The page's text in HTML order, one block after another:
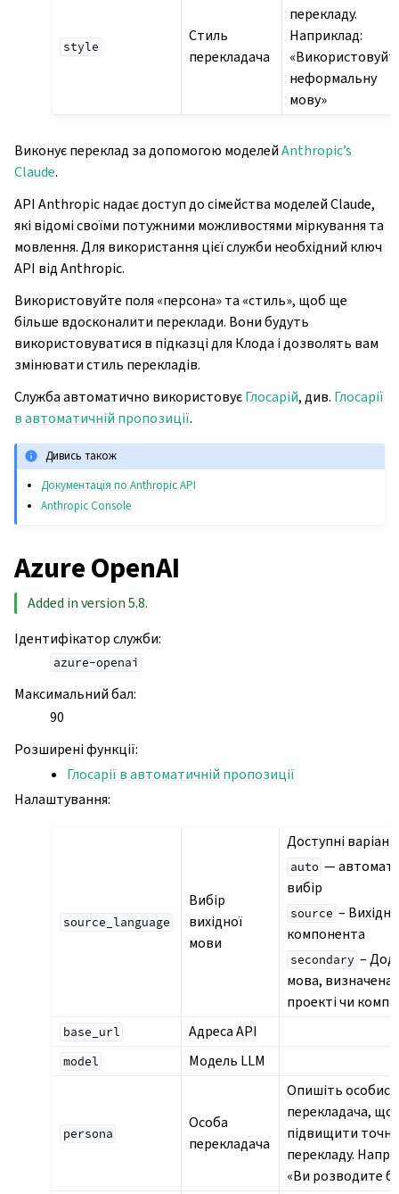
style
Стиль
перекладача
перекладу.
Наприклад:
неформальну
мову»
Виконує переклад за допомогою моделейAnthropic’s
Claude.
API Anthropic надає доступ до сімейства моделей Claude,
які відомі своїми потужними можливостями міркування та
мовлення. Для використання цієї служби необхідний ключ
API від Anthropic.
Використовуйте поля «персона» та «стиль», щоб ще
більше вдосконалити переклади. Вони будуть
використовуватися в підказці для Клода і дозволять вам
змінювати стиль перекладів.
Служба автоматично використовуєГлосарій, див. Глосарії
в автоматичній пропозиції.
Дивись також
Документація по Anthropic API
Anthropic Console
Azure OpenAI
Added in version 5.8.
Ідентифікатор служби:
azure-openai
Максимальний бал:
90
Розширені функції:
Глосарії в автоматичній пропозиції
Налаштування:
source_language
Вибір
вихідної
мови
Доступні
auto —
вибір
source –
компонента
secondary –
мова, визначена
проекті чи
base_url Адреса API
model Модель LLM
persona
Особа
перекладача
Опишіть
перекладача,
підвищити
перекладу.
«Ви розводите